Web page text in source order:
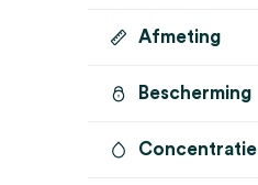
1 stuk (1)
Afmeting
Bescherming
Concentratie